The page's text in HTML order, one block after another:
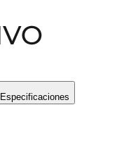
Especificaciones